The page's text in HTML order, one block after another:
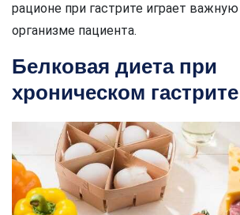
рационе при гастрите играет
организме пациента.
Белковая диета при
хроническом гастрите